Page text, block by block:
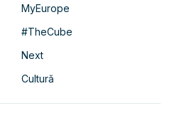
MyEurope
#TheCube
Next
Cultură